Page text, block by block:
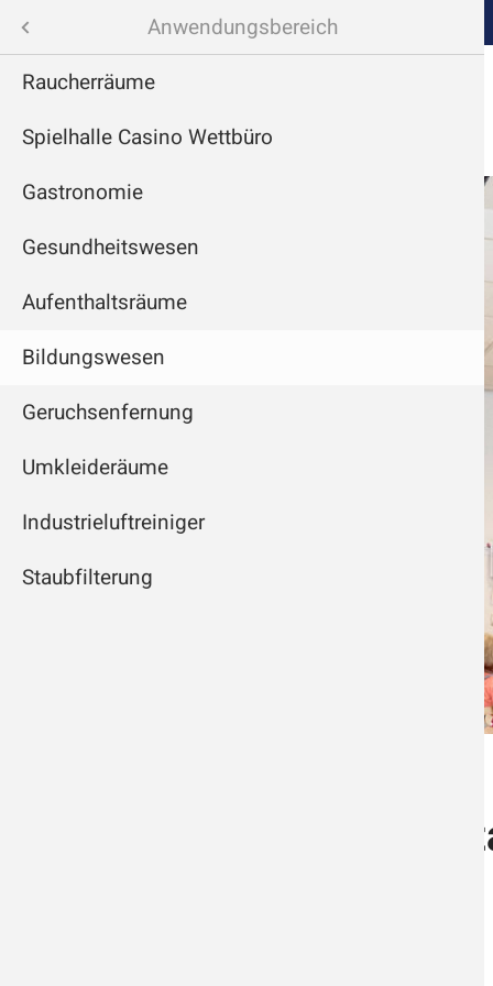
überspringen
Luftreiniger für
Anwendungsbereich
Raucherräume
Spielhalle Casino Wettbüro
Gastronomie
Gesundheitswesen
Aufenthaltsräume
Bildungswesen
Geruchsenfernung
Umkleideräume
Industrieluftreiniger
Staubfilterung